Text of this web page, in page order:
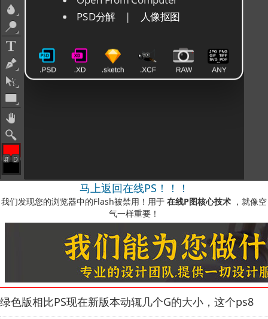
马上返回在线PS！！！
我们发现您的浏览器中的Flash被禁用！用于 在线P图核心技术 ，就像空
气一样重要！
如何启用它？-您可以在我们的视频说明中看到此处
绿色版相比PS现在新版本动辄几个G的大小，这个ps8